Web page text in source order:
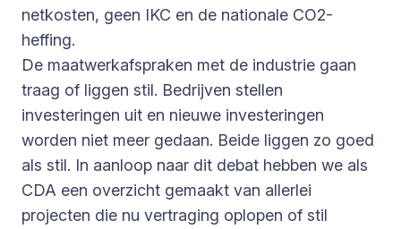
netkosten, geen IKC en de nationale CO2-
heffing.
De maatwerkafspraken met de industrie gaan
traag of liggen stil. Bedrijven stellen
investeringen uit en nieuwe investeringen
worden niet meer gedaan. Beide liggen zo goed
als stil. In aanloop naar dit debat hebben we als
CDA een overzicht gemaakt van allerlei
projecten die nu vertraging oplopen of stil